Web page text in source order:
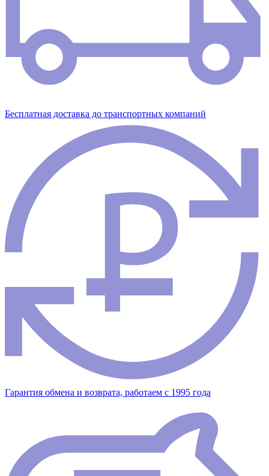
Бесплатная доставка до транспортных компаний
Гарантия обмена и возврата, работаем с 1995 года